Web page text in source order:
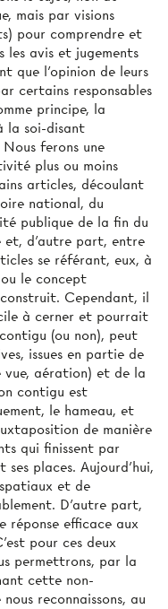
mais par visions
pour comprendre et
les avis et jugements
que l'opinion de leurs
certains responsables
principe, la
la soi-disant
ferons une
plus ou moins
articles, découlant
national, du
publique de la fin du
et, d'autre part, entre
se référant, eux, à
le concept
Cependant, il
à cerner et pourrait
(ou non), peut
issues en partie de
vue, aération) et de la
contigu est
le hameau, et
de manière
qui finissent par
ses places. Aujourd'hui,
et de
D'autre part,
réponse efficace aux
pour ces deux
permettrons, par la
cette non-
reconnaissons, au